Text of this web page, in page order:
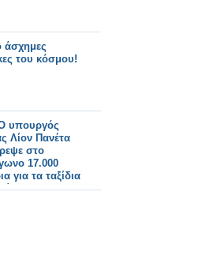
άσχημες
του κόσμου!
υπουργός
Λίον Πανέτα
στο
17.000
για τα ταξίδια
του στην